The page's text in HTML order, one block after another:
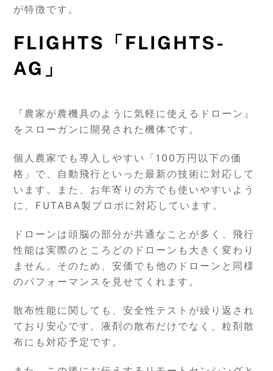
が特徴です。
FLIGHTS「FLIGHTS-
AG」
『農家が農機具のように気軽に使えるドローン』
をスローガンに開発された機体です。
個人農家でも導入しやすい「100万円以下の価
格」で、自動飛行といった最新の技術に対応して
います。また、お年寄りの方でも使いやすいよう
に、FUTABA製プロポに対応しています。
ドローンは頭脳の部分が共通なことが多く、飛行
性能は実際のところどのドローンも大きく変わり
ません。そのため、安価でも他のドローンと同様
のパフォーマンスを見せてくれます。
散布性能に関しても、安全性テストが繰り返され
ており安心です。液剤の散布だけでなく、粒剤散
布にも対応予定です。